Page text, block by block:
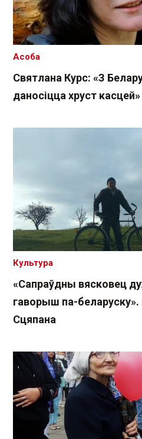
Святлана Курс: «З
даносіцца хруст касцей»
Асоба
«Сапраўдны вясковец
гаворыш па-беларуску».
Сцяпана
Культура